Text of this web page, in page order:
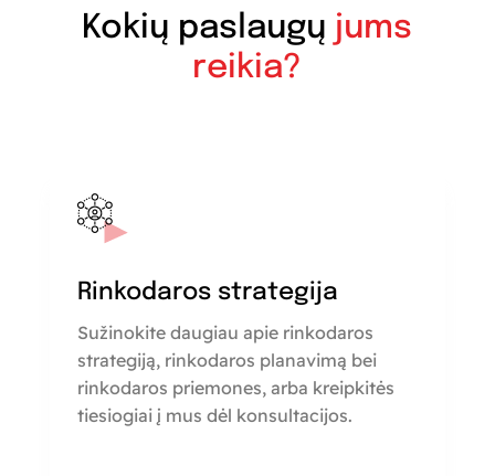
Kokių paslaugų jums
reikia?
Rinkodaros strategija
Sužinokite daugiau apie rinkodaros
strategiją, rinkodaros planavimą bei
rinkodaros priemones, arba kreipkitės
tiesiogiai į mus dėl konsultacijos.